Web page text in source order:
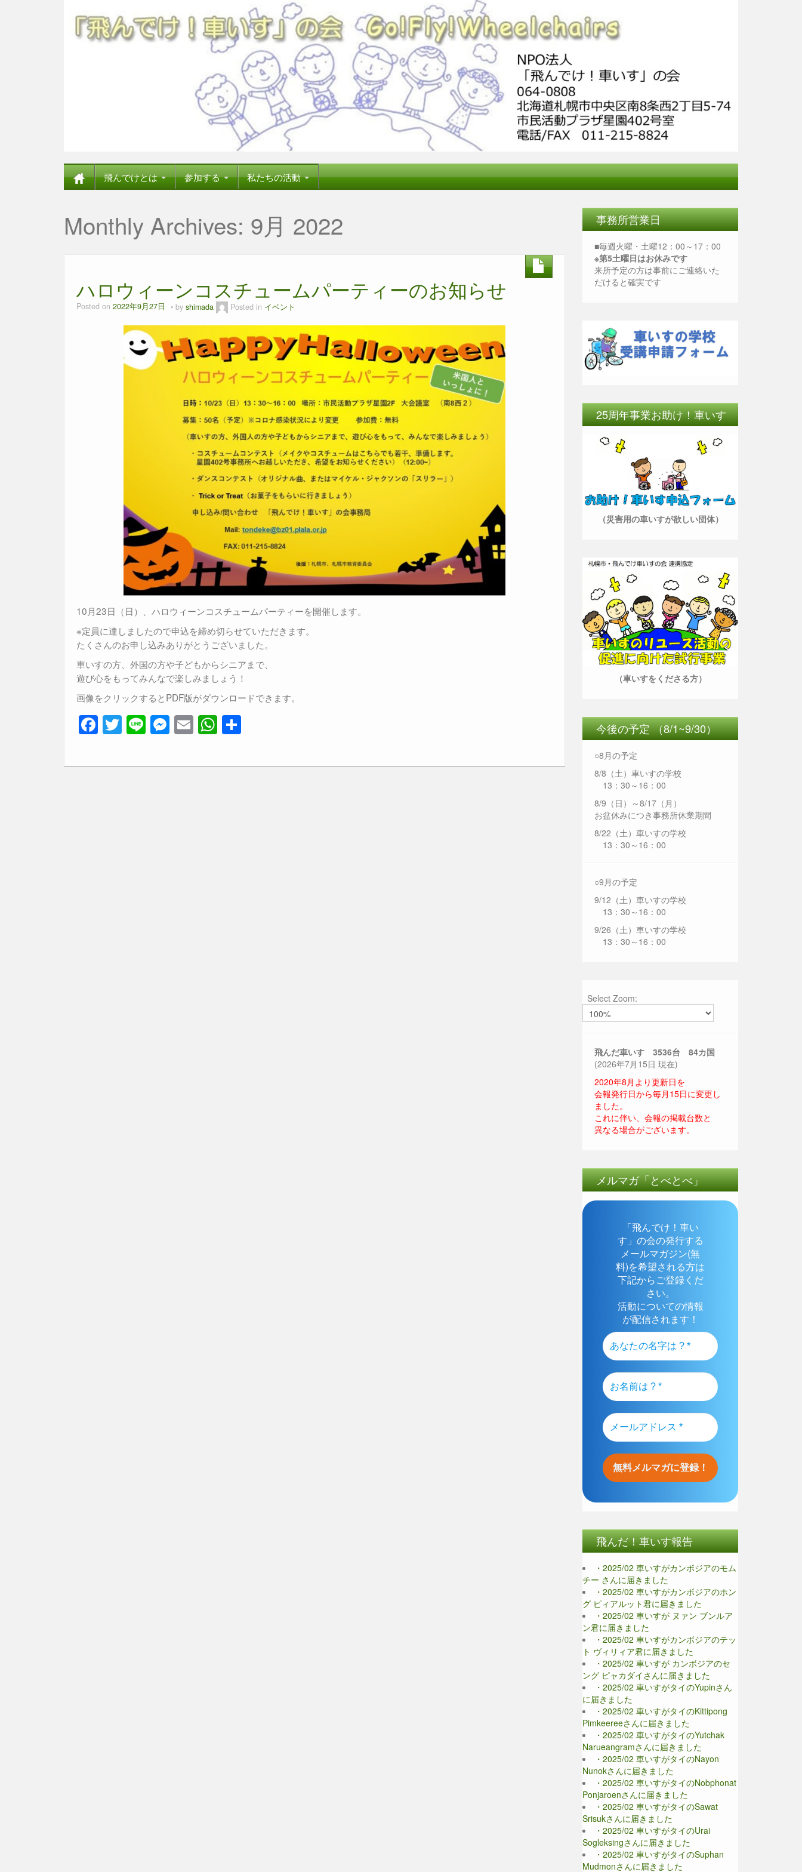
飛んでけとは 参加する 私たちの活動
Monthly Archives: 9月 2022
ハロウィーンコスチュームパーティーのお知らせ
Posted on 2022年9月27日 by shimada Posted in イベント
10月23日（日）、ハロウィーンコスチュームパーティーを開催します。
※定員に達しましたので申込を締め切らせていただきます。
たくさんのお申し込みありがとうございました。
車いすの方、外国の方や子どもからシニアまで、
遊び心をもってみんなで楽しみましょう！
画像をクリックするとPDF版がダウンロードできます。
F
a
c
T
wi
tt
Li
n
e
M
e
ss
E
m
ail
W
h
at
事務所営業日
■毎週火曜・土曜12：00～17：00
※第5土曜日はお休みです
来所予定の方は事前にご連絡いた
だけると確実です
25周年事業お助け！車いす
（災害用の車いすが欲しい団体）
（車いすをくださる方）
今後の予定 （8/1~9/30）
○8月の予定
8/8（土）車いすの学校
13：30～16：00
8/9（日）～8/17（月）
お盆休みにつき事務所休業期間
8/22（土）車いすの学校
13：30～16：00
○9月の予定
9/12（土）車いすの学校
13：30～16：00
9/26（土）車いすの学校
13：30～16：00
Select Zoom:
飛んだ車いす 3536台 84カ国
(2026年7月15日 現在)
2020年8月より更新日を
会報発行日から毎月15日に変更し
ました。
これに伴い、会報の掲載台数と
異なる場合がございます。
メルマガ「とべとべ」
「飛んでけ！車い
す」の会の発行する
メールマガジン(無
料)を希望される方は
下記からご登録くだ
さい。
活動についての情報
が配信されます！
飛んだ！車いす報告
・2025/02 車いすがカンボジアのモム
チー さんに届きました
・2025/02 車いすがカンボジアのホン
グ ピィアルット君に届きました
・2025/02 車いすが ヌァン ブンルア
ン君に届きました
・2025/02 車いすがカンボジアのテッ
ト ヴィリィア君に届きました
・2025/02 車いすが カンボジアのセ
ング ピャカダイさんに届きました
・2025/02 車いすがタイのYupinさん
に届きました
・2025/02 車いすがタイのKittipong
Pimkeereeさんに届きました
・2025/02 車いすがタイのYutchak
Narueangramさんに届きました
・2025/02 車いすがタイのNayon
Nunokさんに届きました
・2025/02 車いすがタイのNobphonat
Ponjaroenさんに届きました
・2025/02 車いすがタイのSawat
Srisukさんに届きました
・2025/02 車いすがタイのUrai
Sogleksingさんに届きました
・2025/02 車いすがタイのSuphan
Mudmonさんに届きました